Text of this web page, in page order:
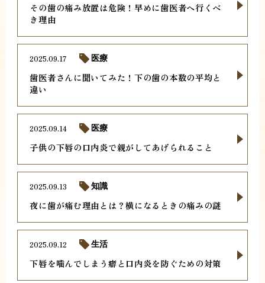
その歯の痛み放置は危険！早めに歯医者へ行くべ
き理由
歯医者さんに聞いてみた！下の歯の本数の平均と
違い
2025.09.17 医療
子供の下唇の口内炎で親がしてあげられること
2025.09.14 医療
夜に歯が痛む理由とは？横になるときの痛みの謎
2025.09.13 知識
下唇を噛んでしまう癖と口内炎を防ぐための対策
2025.09.12 生活